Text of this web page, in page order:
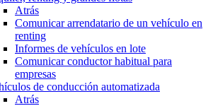
Atrás
Comunicar arrendatario de un vehículo en
renting
Informes de vehículos en lote
Comunicar conductor habitual para
empresas
de conducción automatizada
Atrás